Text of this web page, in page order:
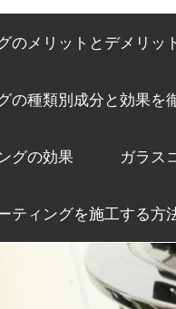
のメリットとデメリッ
の種類別成分と効果を
グの効果 ガラス
ティングを施工する方